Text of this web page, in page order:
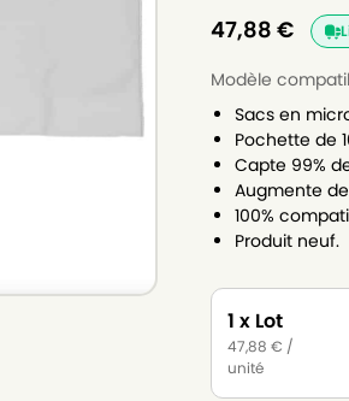
47,88 €
Modèle
Sacs en
Pochette de
Capte 99%
Augmente
100%
Produit neuf.
1 x Lot
47,88€ /
unité